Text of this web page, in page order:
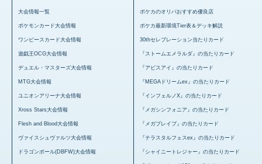
大会情報一覧
ポケモンカード大会情報
ワンピースカード大会情報
遊戯王OCG大会情報
デュエル・マスターズ大会情報
MTG大会情報
ユニオンアリーナ大会情報
Xross Stars大会情報
Flesh and Blood大会情報
ヴァイスシュヴァルツ大会情報
ドラゴンボール(DBFW)大会情報
ポケカのオリパおすすめ優良店
ポケカ最新環境Tier表＆デッキ解説
30thセレブレーション当たりカード
『ストームエメラルダ』の当たりカード
『アビスアイ』の当たりカード
『MEGAドリームex』の当たりカード
『インフェルノX』の当たりカード
『メガシンフォニア』の当たりカード
『メガブレイブ』の当たりカード
『テラスタルフェスex』の当たりカード
『シャイニートレジャー』の当たりカード